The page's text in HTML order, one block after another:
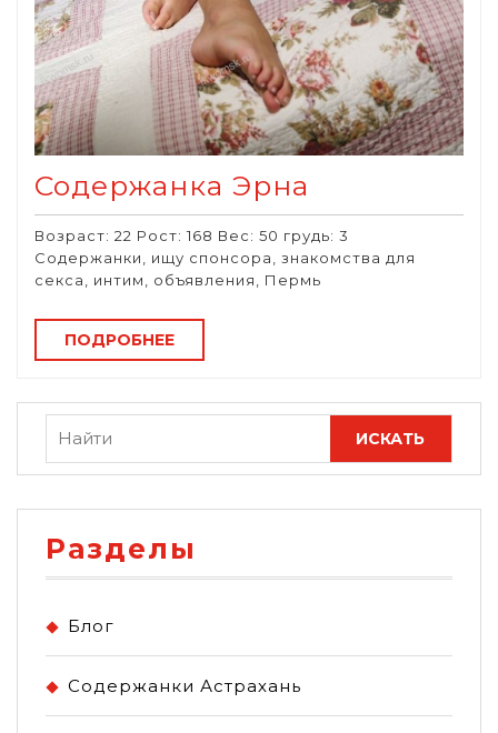
Содержанка Эрна
Возраст: 22 Рост: 168 Вес: 50 грудь: 3
Содержанки, ищу спонсора, знакомства для
секса, интим, объявления, Пермь
ПОДРОБНЕЕ
Разделы
Блог
Содержанки Астрахань